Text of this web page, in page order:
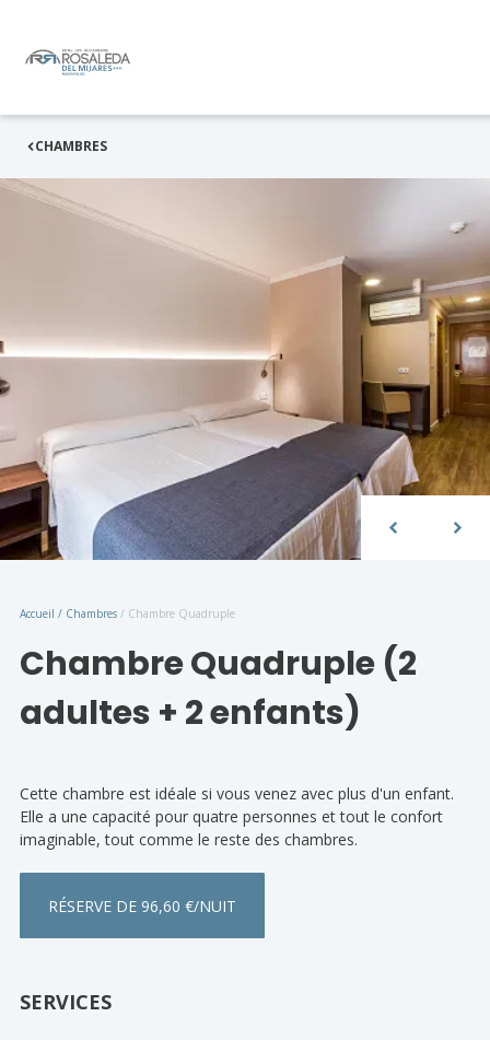
CHAMBRES
Accueil / Chambres / Chambre Quadruple
Chambre Quadruple (2
adultes + 2 enfants)
Cette chambre est idéale si vous venez avec plus d'un enfant.
Elle a une capacité pour quatre personnes et tout le confort
imaginable, tout comme le reste des chambres.
RÉSERVE DE 96,60 €/NUIT
SERVICES